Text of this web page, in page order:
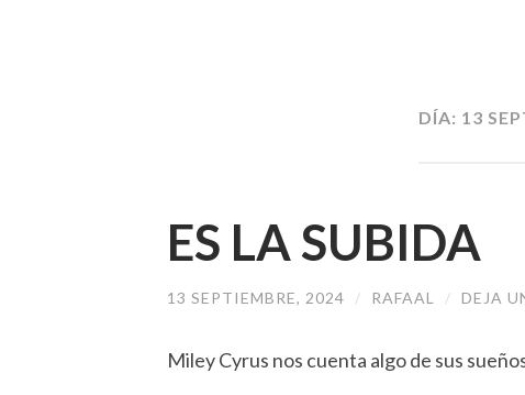
DÍA: 13
ES LA SUBIDA
13 SEPTIEMBRE, 2024 / RAFAAL / DEJA
Miley Cyrus nos cuenta algo de sus